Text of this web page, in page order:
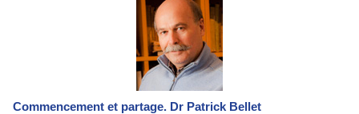
Commencement et partage. Dr Patrick Bellet